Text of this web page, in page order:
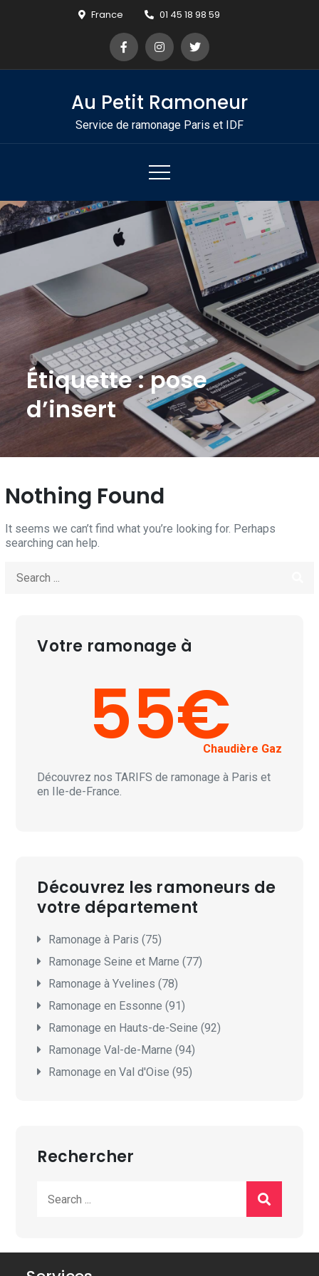
France 01 45 18 98 59
Au Petit Ramoneur
Service de ramonage Paris et IDF
Étiquette :pose
d’insert
Nothing Found
It seems we can’t find what you’re looking for. Perhaps
searching can help.
for:
Votre ramonage à
55€Chaudière Gaz
Découvrez nosTARIFS de ramonage à Paris et
en Ile-de-France.
Découvrez les ramoneurs de
votre département
Ramonage à Paris (75)
Ramonage Seine et Marne (77)
Ramonage à Yvelines (78)
Ramonage en Essonne (91)
Ramonage en Hauts-de-Seine (92)
Ramonage Val-de-Marne (94)
Ramonage en Val d'Oise (95)
Rechercher
for: